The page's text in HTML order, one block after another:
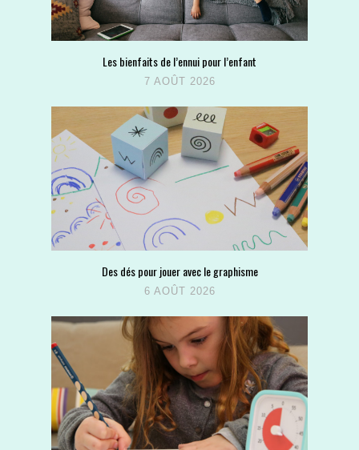
Les bienfaits de l’ennui pour l’enfant
7 AOÛT 2026
Des dés pour jouer avec le graphisme
6 AOÛT 2026